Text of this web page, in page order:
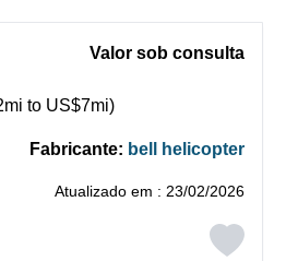
Valor sob consulta
to US$7mi)
Fabricante: bell helicopter
Atualizado em : 23/02/2026